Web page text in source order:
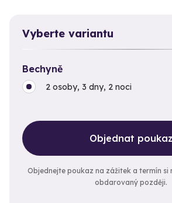
Vyberte variantu
Bechyně
2 osoby, 3 dny, 2 noci
Objednat poukaz
Objednejte poukaz na zážitek a termín si
obdarovaný později.